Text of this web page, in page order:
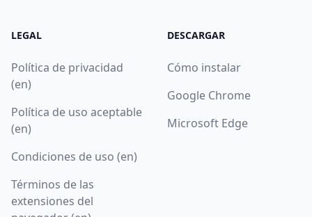
LEGAL
Política de privacidad
(en)
Política de uso aceptable
(en)
Condiciones de uso (en)
Términos de las
extensiones del
DESCARGAR
Cómo instalar
Google Chrome
Microsoft Edge